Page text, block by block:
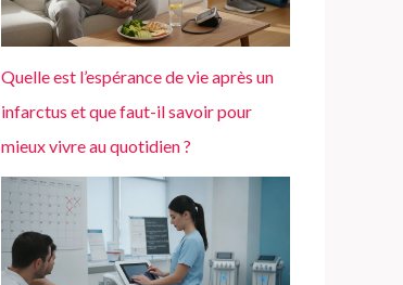
Quelle est l’espérance de vie après un
infarctus et que faut-il savoir pour
mieux vivre au quotidien ?